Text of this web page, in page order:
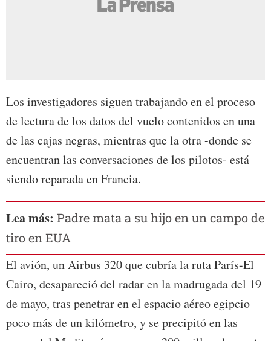
Los investigadores siguen trabajando en el proceso
de lectura de los datos del vuelo contenidos en una
de las cajas negras, mientras que la otra -donde se
encuentran las conversaciones de los pilotos- está
siendo reparada en Francia.
Lea más: Padre mata a su hijo en un campo de
tiro en EUA
El avión, un Airbus 320 que cubría la ruta París-El
Cairo, desapareció del radar en la madrugada del 19
de mayo, tras penetrar en el espacio aéreo egipcio
poco más de un kilómetro, y se precipitó en las